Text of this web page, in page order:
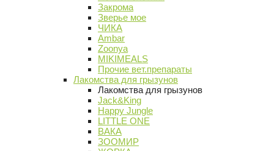
Закрома
Зверье мое
ЧИКА
Ambar
Zoonya
MIKIMEALS
Прочие вет.препараты
Лакомства для грызунов
Лакомства для грызунов
Jack&King
Happy Jungle
LITTLE ONE
ВАКА
ЗООМИР